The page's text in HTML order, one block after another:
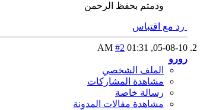
ودمتم بحفظ الرحمن
رد مع اقتباس
05-08-10,
01:31 AM
#2
رورو
الملف الشخصي
مشاهدة المشاركات
رسالة خاصة
مشاهدة مقالات المدونة